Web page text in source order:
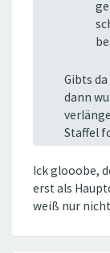
Gibts
dann
Staffel
Ick glooobe,
erst als
weiß nur